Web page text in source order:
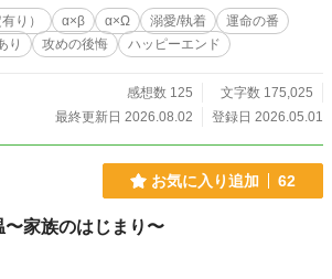
てはならない。 そうして結婚生活が五年目に入っ
を切り出す。 愛人に目が眩む三塚は、この先で自
らできずにいたが……。 手段を選ばず生き
正いたしますm(_ _)m
り） α×β α×Ω 溺愛/執着
運命の番
り 攻めの後悔 ハッピーエンド
感想数 125
文字数 175,025
最終更新日 2026.08.02
登録日 2026.05.01
お気に入り追加 62
〜家族のはじまり〜